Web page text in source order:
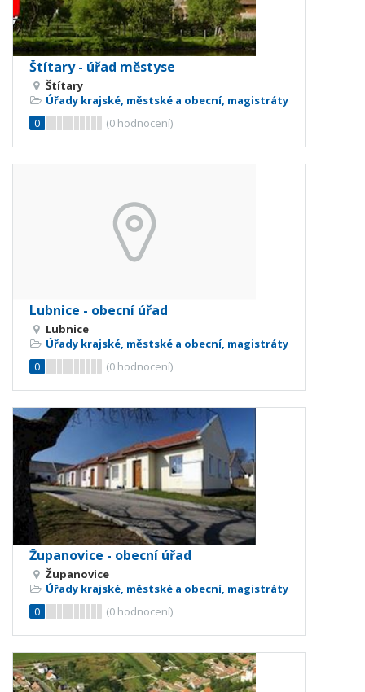
Štítary - úřad městyse
Štítary
Úřady krajské, městské a obecní, magistráty
0
(0 hodnocení)
Lubnice - obecní úřad
Lubnice
Úřady krajské, městské a obecní, magistráty
0
(0 hodnocení)
Županovice - obecní úřad
Županovice
Úřady krajské, městské a obecní, magistráty
0
(0 hodnocení)